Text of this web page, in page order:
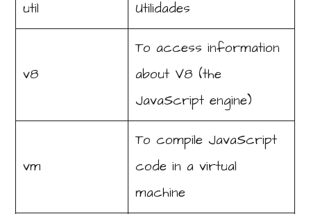
util Utilidades
v8
To access information
about V8 (the
JavaScript engine)
vm
To compile JavaScript
code in a virtual
machine